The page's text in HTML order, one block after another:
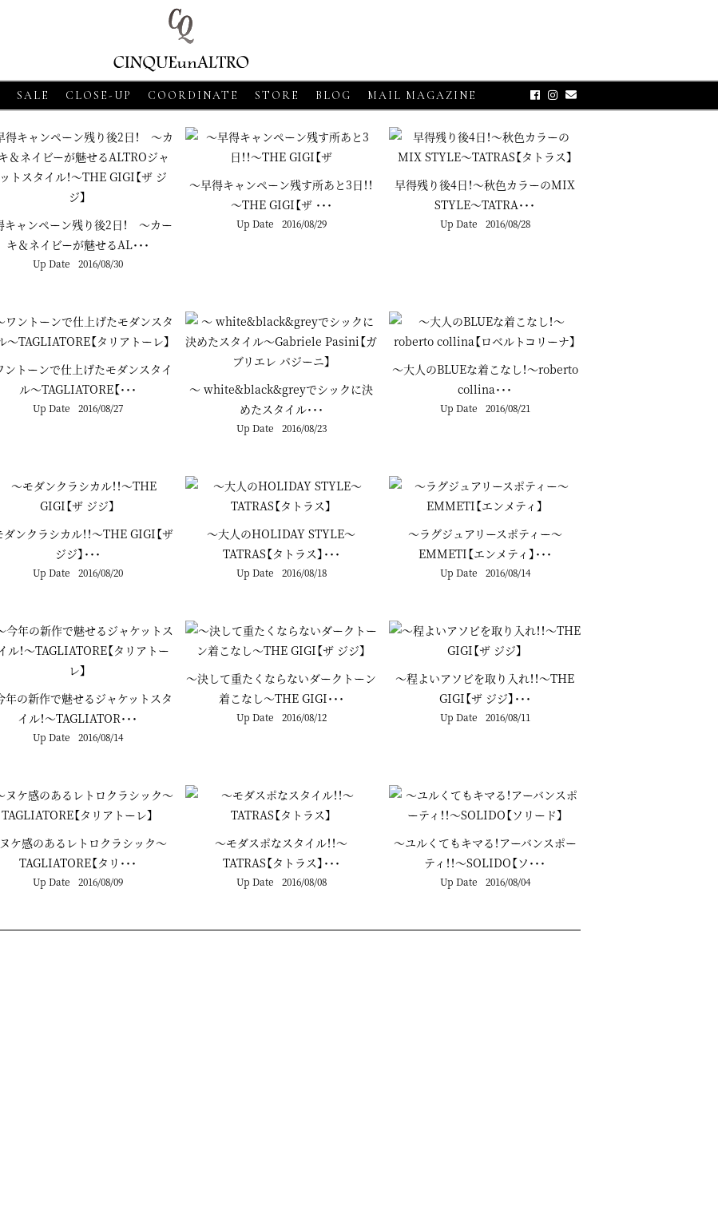
SALE CLOSE-UP COORDINATE STORE BLOG MAIL MAGAZINE
キャンペーン残り後2日！ ～カー
キ＆ネイビーが魅せるAL･･･
Up Date 2016/08/30
～早得キャンペーン残す所あと3日！！
～THE GIGI【ザ ･･･
Up Date 2016/08/29
早得残り後4日！～秋色カラーのMIX
STYLE～TATRA･･･
Up Date 2016/08/28
ントーンで仕上げたモダンスタイ
ル～TAGLIATORE【･･･
Up Date 2016/08/27
～ white&black&greyでシックに決
めたスタイル･･･
Up Date 2016/08/23
～大人のBLUEな着こなし！～roberto
collina･･･
Up Date 2016/08/21
ダンクラシカル！！～THE GIGI【ザ
ジジ】･･･
Up Date 2016/08/20
～大人のHOLIDAY STYLE～
TATRAS【タトラス】･･･
Up Date 2016/08/18
～ラグジュアリースポティー～
EMMETI【エンメティ】･･･
Up Date 2016/08/14
年の新作で魅せるジャケットスタ
イル！～TAGLIATOR･･･
Up Date 2016/08/14
～決して重たくならないダークトーン
着こなし～THE GIGI･･･
Up Date 2016/08/12
～程よいアソビを取り入れ！！～THE
GIGI【ザ ジジ】･･･
Up Date 2016/08/11
ケ感のあるレトロクラシック～
TAGLIATORE【タリ･･･
Up Date 2016/08/09
～モダスポなスタイル！！～
TATRAS【タトラス】･･･
Up Date 2016/08/08
～ユルくてもキマる！アーバンスポー
ティ！！～SOLIDO【ソ･･･
Up Date 2016/08/04
【グランサッソ】
ャツ ベージュ
MORGANO【モルガーノ】スキ
ッパーニットポロ ホワイト
GRAN SASSO【グランサッソ】
ニットシャツ アプリコット